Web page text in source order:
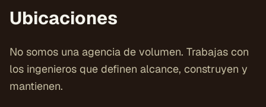
Ubicaciones
No somos una agencia de volumen. Trabajas con
los ingenieros que definen alcance, construyen y
mantienen.